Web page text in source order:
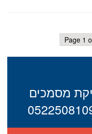
Page 1
מסמכים